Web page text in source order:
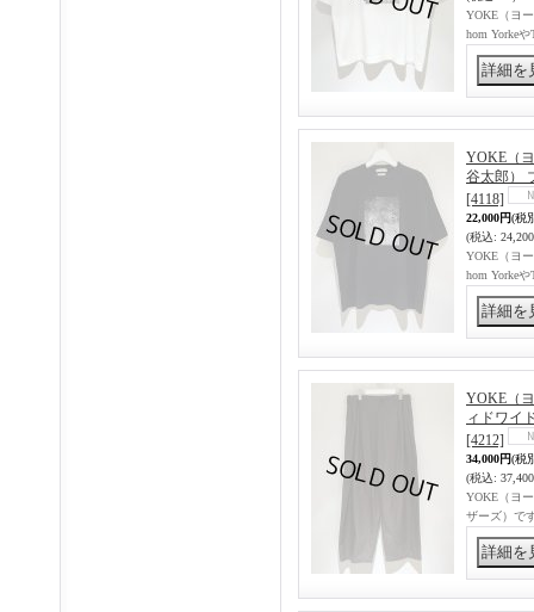
YOKE（ヨ
hom Yorke
YOKE（
谷太郎）
[4118]
22,000円(税
(税込:
YOKE（ヨ
hom Yorke
YOKE（
ィドワイ
[4212]
34,000円(税
(税込:
YOKE（ヨ
ザーズ）で